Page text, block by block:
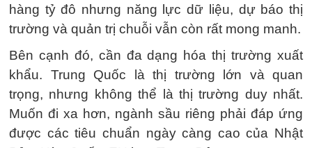
hàng tỷ đô nhưng năng lực dữ liệu, dự báo thị
trường và quản trị chuỗi vẫn còn rất mong manh.
Bên cạnh đó, cần đa dạng hóa thị trường xuất
khẩu. Trung Quốc là thị trường lớn và quan
trọng, nhưng không thể là thị trường duy nhất.
Muốn đi xa hơn, ngành sầu riêng phải đáp ứng
được các tiêu chuẩn ngày càng cao của Nhật